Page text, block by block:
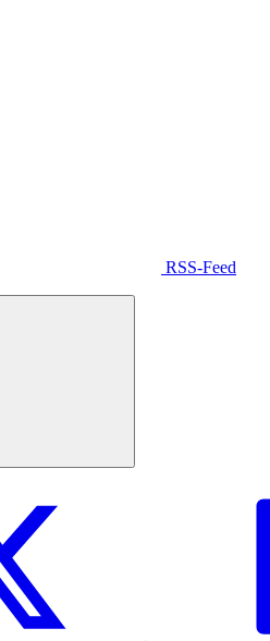
RSS-Feed